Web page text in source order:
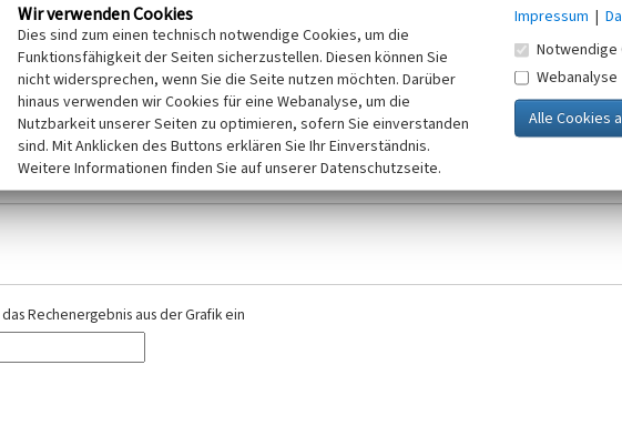
und Ihrer E-Mail-Adresse. Ihre Angaben werden ausschließlich im Rahmen der KuLaDig-
der Vorschriften des Telemediengesetzes, des Datenschutzgesetzes NRW und der seit
vertraulich behandelt, beachten Sie bitte unsere Hinweise zumDatenschutz
Rechenergebnis aus der Grafik ein
Wir verwenden Cookies
Dies sind zum einen technisch notwendige Cookies, um die
Funktionsfähigkeit der Seiten sicherzustellen. Diesen können Sie
nicht widersprechen, wenn Sie die Seite nutzen möchten. Darüber
hinaus verwenden wir Cookies für eine Webanalyse, um die
Nutzbarkeit unserer Seiten zu optimieren, sofern Sie einverstanden
sind. Mit Anklicken des Buttons erklären Sie Ihr Einverständnis.
Weitere Informationen finden Sie auf unserer Datenschutzseite.
Impressum |
Notwendige
Webanalyse